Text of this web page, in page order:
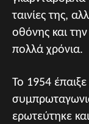
ταινίες της,
οθόνης και
πολλά χρόνια.
Το 1954
ερωτεύτηκε